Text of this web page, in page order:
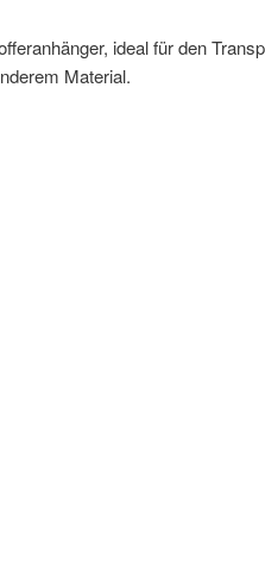
ideal für den
Material.